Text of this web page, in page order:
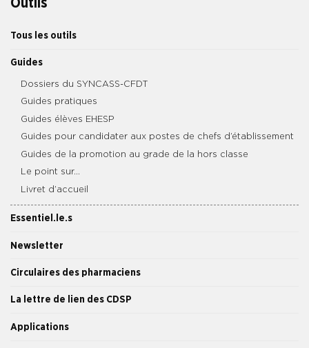
Outils
Tous les outils
Guides
Dossiers du SYNCASS-CFDT
Guides pratiques
Guides élèves EHESP
Guides pour candidater aux postes de chefs d’établissement
Guides de la promotion au grade de la hors classe
Le point sur…
Livret d’accueil
Essentiel.le.s
Newsletter
Circulaires des pharmaciens
La lettre de lien des CDSP
Applications